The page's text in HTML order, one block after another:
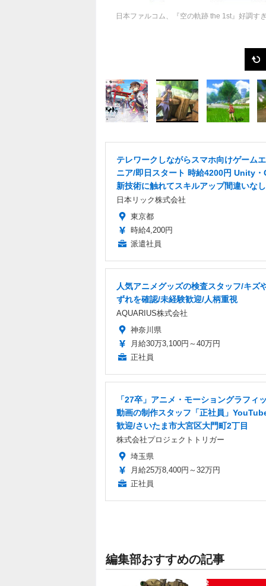
日本ファルコム、『空の軌跡 the 1st』好調
テレワークしながらスマホ向けゲーム
ニア/即日スタート 時給4200円 Unity・
新技術に触れてスキルアップ間違いな
日本リック株式会社
東京都
時給4,200円
派遣社員
人気アニメグッズの検査スタッフ/キズ
ずれを確認/未経験歓迎/人柄重視
AQUARIUS株式会社
神奈川県
月給30万3,100円～40万円
正社員
「27卒」アニメ・モーショングラフィ
動画の制作スタッフ「正社員」
歓迎/さいたま市大宮区大門町2丁目
株式会社プロジェクトトリガー
埼玉県
月給25万8,400円～32万円
正社員
編集部おすすめの記事